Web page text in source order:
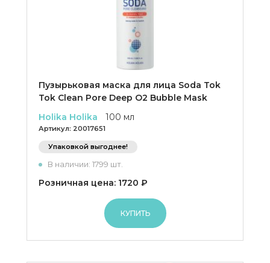
Пузырьковая маска для лица Soda Tok
Tok Clean Pore Deep O2 Bubble Mask
Holika Holika
100 мл
Артикул: 20017651
Упаковкой выгоднее!
В наличии: 1799 шт.
Розничная цена: 1720 ₽
КУПИТЬ